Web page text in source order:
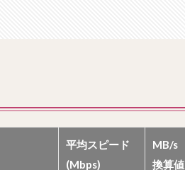
平均スピード
(Mbps)
MB/s
換算値